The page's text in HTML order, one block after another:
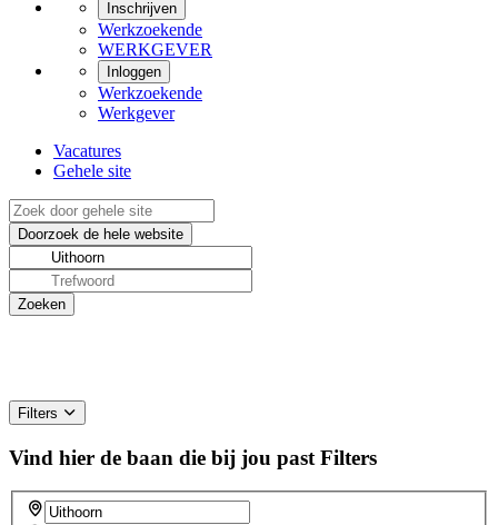
Inschrijven
Werkzoekende
WERKGEVER
Inloggen
Werkzoekende
Werkgever
Vacatures
Gehele site
Filters
Vind hier de baan die bij jou past Filters